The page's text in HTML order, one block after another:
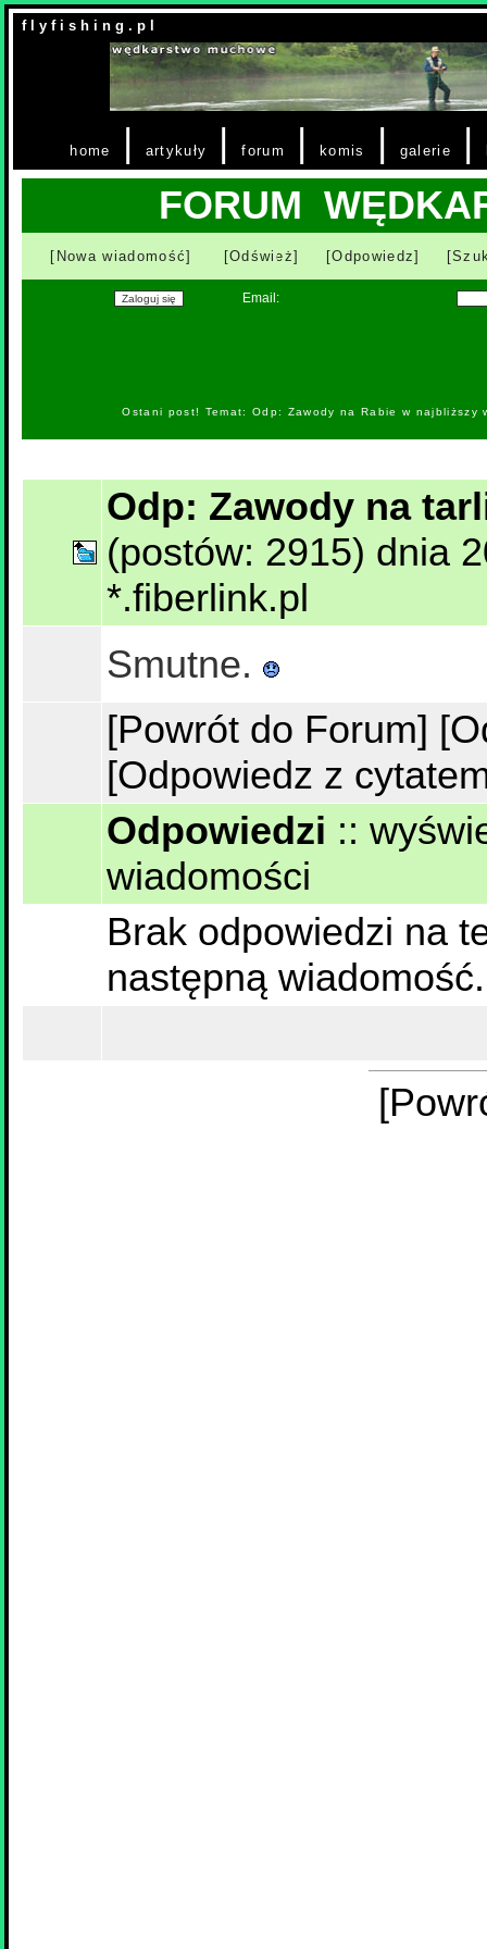
f l y f i s h i n g . p l
home | artykuły |forum | komis | galerie |
FORUM
[Nowa wiadomość] [Odśwież] [Odpowiedz]
Email:
Ostani post! Temat: Odp: Zawody na Rabie w
Odp: Zawody na
(postów: 2915) dnia
*.fiberlink.pl
Smutne.
[Powrót do Forum]
[Odpowiedz z
Odpowiedzi ::
wiadomości
Brak odpowiedzi na
następną wiadomość.